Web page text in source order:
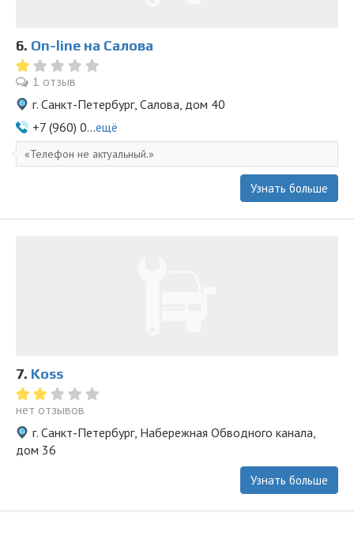
6. On-line на Салова
1 отзыв
г. Санкт-Петербург, Салова, дом 40
+7 (960) 0...ещё
Телефон не актуальный.
Узнать больше
7. Koss
нет отзывов
г. Санкт-Петербург, Набережная Обводного канала,
дом 36
Узнать больше